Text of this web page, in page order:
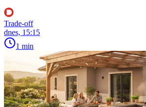
Trade-off
dnes, 15:15
1 min